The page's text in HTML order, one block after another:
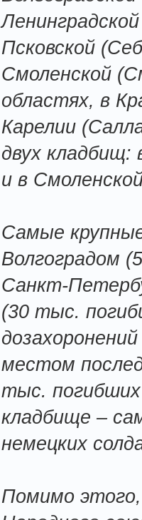
Псковской
Смоленской
областях, в
Карелии
двух кладбищ:
и в
Самые
Волгоградом
Санкт-
(30 тыс.
местом
тыс.
кладбище –
немецких
Помимо этого,